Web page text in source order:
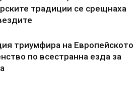
традиции се срещнаха
триумфира на Европейското
по всестранна езда за